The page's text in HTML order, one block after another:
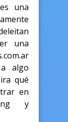
una
una
algo
qué
en
y